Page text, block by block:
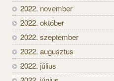
2022. november
2022. október
2022. szeptember
2022. augusztus
2022. július